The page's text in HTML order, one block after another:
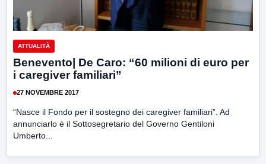
ATTUALITÀ
Benevento| De Caro: “60 milioni di euro per
i caregiver familiari”
27 NOVEMBRE 2017
“Nasce il Fondo per il sostegno dei caregiver familiari”. Ad
annunciarlo è il Sottosegretario del Governo Gentiloni
Umberto...